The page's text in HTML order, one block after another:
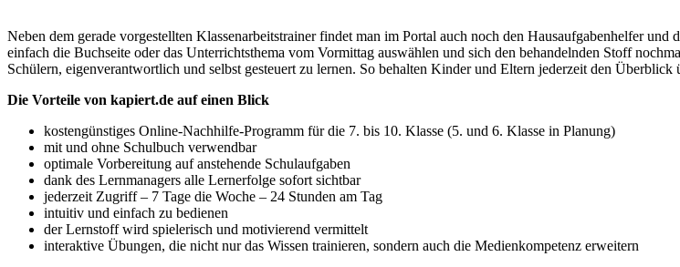
Neben dem gerade vorgestellten Klassenarbeitstrainer findet man im Portal auch noch den Hausaufgabenhelfer und
einfach die Buchseite oder das Unterrichtsthema vom Vormittag auswählen und sich den behandelnden Stoff
Schülern, eigenverantwortlich und selbst gesteuert zu lernen. So behalten Kinder und Eltern jederzeit den Überblick
Die Vorteile von kapiert.de auf einen Blick
kostengünstiges Online-Nachhilfe-Programm für die 7. bis 10. Klasse (5. und 6. Klasse in Planung)
mit und ohne Schulbuch verwendbar
optimale Vorbereitung auf anstehende Schulaufgaben
dank des Lernmanagers alle Lernerfolge sofort sichtbar
jederzeit Zugriff – 7 Tage die Woche – 24 Stunden am Tag
intuitiv und einfach zu bedienen
der Lernstoff wird spielerisch und motivierend vermittelt
interaktive Übungen, die nicht nur das Wissen trainieren, sondern auch die Medienkompetenz erweitern